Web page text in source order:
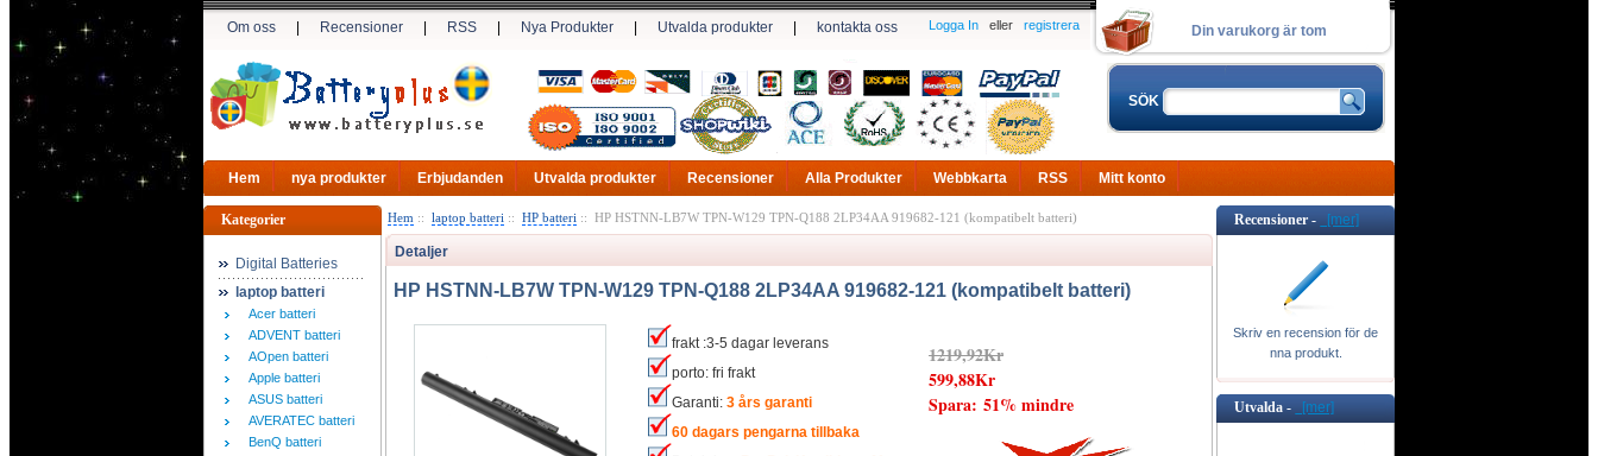
Om oss Recensioner RSS Nya Produkter Utvalda produkter kontakta oss Din varukorg är tom
Logga In eller registrera
SÖK
Hem nya produkter Erbjudanden Utvalda produkter Recensioner Alla Produkter Webbkarta RSS Mitt konto
Kategorier
Digital Batteries
laptop batteri
Acer batteri
ADVENT batteri
AOpen batteri
Apple batteri
ASUS batteri
AVERATEC batteri
BenQ batteri
Hem :: laptop batteri :: HP batteri :: HP HSTNN-LB7W TPN-W129 TPN-Q188 2LP34AA 919682-121 (kompatibelt batteri)
Detaljer
HP HSTNN-LB7W TPN-W129 TPN-Q188 2LP34AA 919682-121 (kompatibelt batteri)
frakt :3-5 dagar leverans
porto: fri frakt
Garanti: 3 års garanti
60 dagars pengarna tillbaka
1219,92Kr
599,88Kr
Spara: 51% mindre
Recensioner - [mer]
Skriv en recension för de
nna produkt.
Utvalda - [mer]